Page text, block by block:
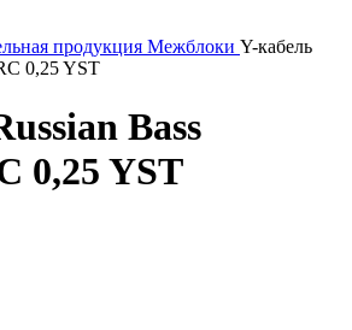
продукция Межблоки Y-кабель
0,25 YST
Bass
0,25 YST